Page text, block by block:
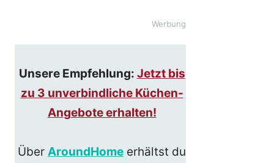
Werbung
Unsere Empfehlung: Jetzt bis
zu 3 unverbindliche Küchen-
Angebote erhalten!
Über AroundHome erhältst du